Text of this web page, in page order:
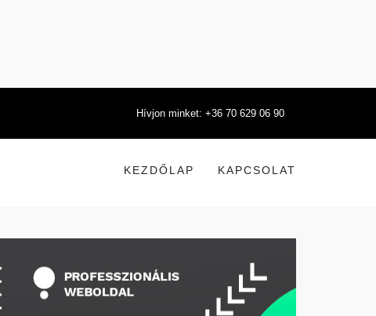
Hívjon minket: +36 70 629 06 90
KEZDŐLAP KAPCSOLAT